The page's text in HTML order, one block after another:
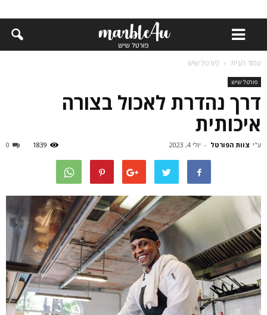
עמוד הבית פורטל שיש
פורטל שיש
דרך נהדרת לאכול בצורה
איכותית
ע"י צוות הפורטל - יולי 4, 2023 0 1839